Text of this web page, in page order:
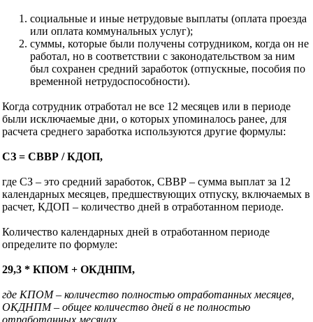
социальные и иные нетрудовые выплаты (оплата проезда
или оплата коммунальных услуг);
суммы, которые были получены сотрудником, когда он не
работал, но в соответствии с законодательством за ним
был сохранен средний заработок (отпускные, пособия по
временной нетрудоспособности).
Когда сотрудник отработал не все 12 месяцев или в периоде
были исключаемые дни, о которых упоминалось ранее, для
расчета среднего заработка используются другие формулы:
СЗ = СВВР / КДОП,
где СЗ – это средний заработок, СВВР – сумма выплат за 12
календарных месяцев, предшествующих отпуску, включаемых в
расчет, КДОП – количество дней в отработанном периоде.
Количество календарных дней в отработанном периоде
определите по формуле:
29,3 * КПОМ + ОКДНПМ,
где КПОМ – количество полностью отработанных месяцев,
ОКДНПМ – общее количество дней в не полностью
отработанных месяцах.